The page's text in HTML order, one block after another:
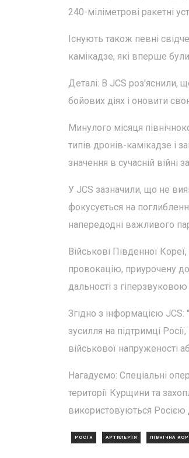
240-міліметрові ракетні
Існують також певні
камікадзе, які вперше
Деталі: В JCS роз'яснили,
бойових діях і оновити
Минулого місяця
типів дронів-камікадзе і
значення в сучасній війні
У JCS зазначили, що не
фокусується на
напередодні важливого
Військові Південної
провокацію, приурочену до
дальності з
Згідно з інформацією
зусилля на підтримці
військової напруженості
Нагадуємо: Спеціальні
території Курщини та
використовуються Росією
РОСІЯ АРТИЛЕРІЯ ПІВНІЧНА